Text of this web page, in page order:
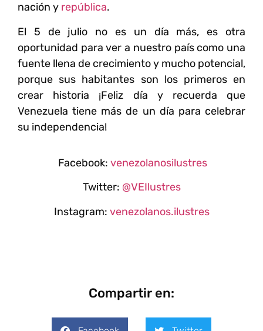
nación y república.
El 5 de julio no es un día más, es otra
oportunidad para ver a nuestro país como una
fuente llena de crecimiento y mucho potencial,
porque sus habitantes son los primeros en
crear historia ¡Feliz día y recuerda que
Venezuela tiene más de un día para celebrar
su independencia!
Facebook: venezolanosilustres
Twitter: @VEIlustres
Instagram: venezolanos.ilustres
Compartir en: